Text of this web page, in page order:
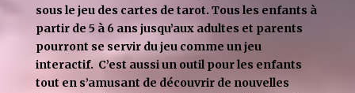
sous le jeu des cartes de tarot. Tous les enfants à
partir de 5 à 6 ans jusqu’aux adultes et parents
pourront se servir du jeu comme un jeu
interactif. C’est aussi un outil pour les enfants
tout en s’amusant de découvrir de nouvelles